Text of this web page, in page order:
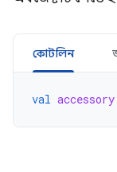
কোটলিন
val accessory